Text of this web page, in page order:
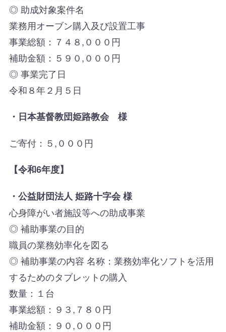
◎ 助成対象案件名
業務用オーブン購入及び設置工事
事業総額：７４８,０００円
補助金額：５９０,０００円
◎ 事業完了日
令和８年２月５日
・日本基督教団姫路教会 様
ご寄付：５,０００円
【令和6年度】
・公益財団法人 姫路十字会 様
心身障がい者施設等への助成事業
◎ 補助事業の目的
職員の業務効率化を図る
◎ 補助事業の内容 名称：業務効率化ソフトを活用
するためのタブレットの購入
数量：１台
事業総額：９３,７８０円
補助金額：９０,０００円